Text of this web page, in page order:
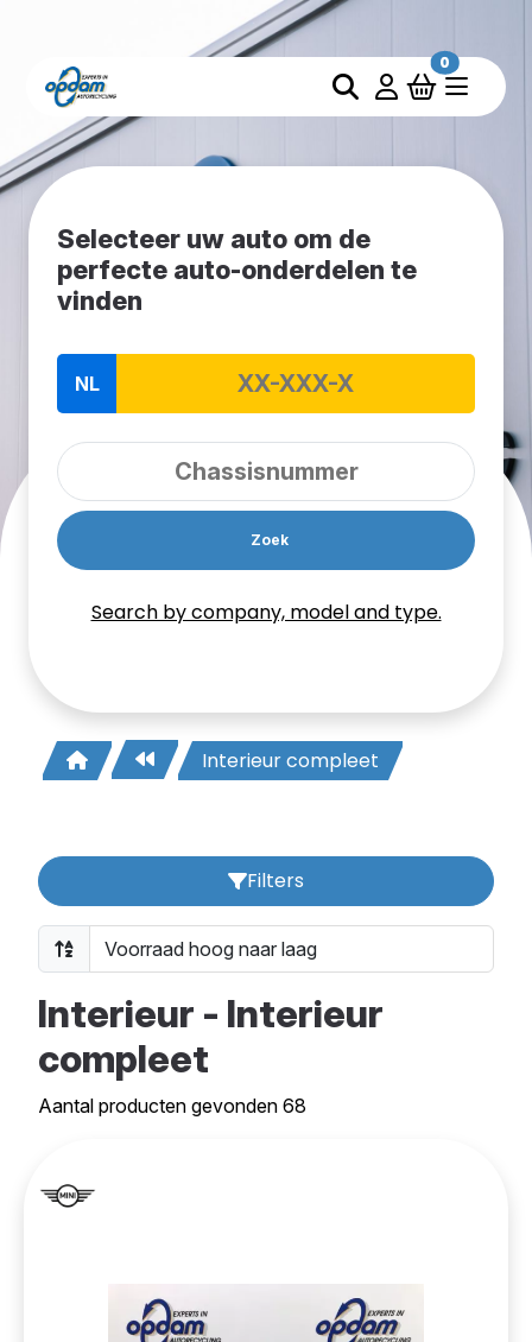
0
Selecteer uw auto om de
perfecte auto-onderdelen te
vinden
NL
Zoek
Search by company, model and type.
Interieur compleet
Filters
Interieur - Interieur
compleet
Aantal producten gevonden 68